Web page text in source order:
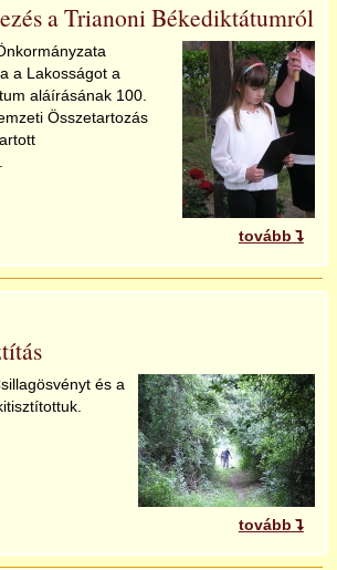
a Trianoni Békediktátumról
tovább
a Lakosságot a
aláírásának 100.
Összetartozás
tovább
és a